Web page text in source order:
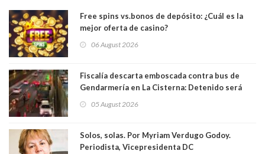
Free spins vs.bonos de depósito: ¿Cuál es la
mejor oferta de casino?
06 August 2026
Fiscalía descarta emboscada contra bus de
Gendarmería en La Cisterna: Detenido será
05 August 2026
Solos, solas. Por Myriam Verdugo Godoy.
Periodista, Vicepresidenta DC